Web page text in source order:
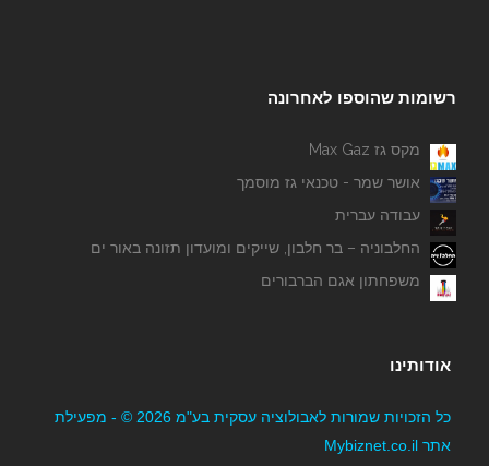
רשומות שהוספו לאחרונה
מקס גז Max Gaz
אושר שמר - טכנאי גז מוסמך
עבודה עברית
החלבוניה – בר חלבון, שייקים ומועדון תזונה באור ים
משפחתון אגם הברבורים
אודותינו
כל הזכויות שמורות לאבולוציה עסקית בע"מ 2026 © - מפעילת
אתר Mybiznet.co.il